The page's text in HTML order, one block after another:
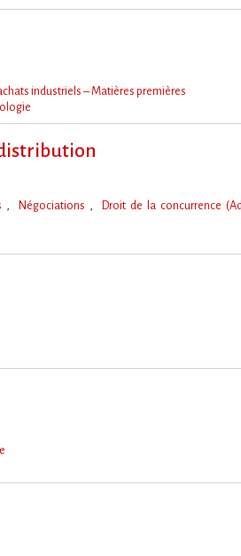
industriels – Matières premières
distribution
Négociations
Droit de la concurrence